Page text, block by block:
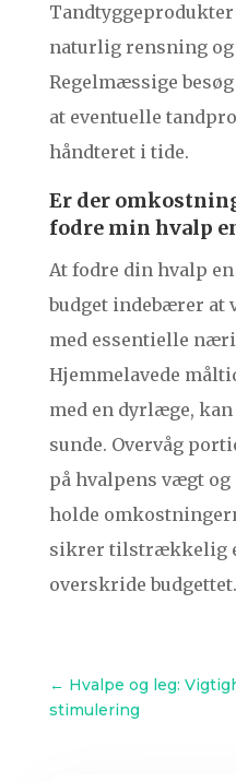
naturlig rensning
Regelmæssige
at eventuelle
håndteret i tide.
Er der
fodre min hvalp
At fodre din hvalp
budget indebærer at
med essentielle
Hjemmelavede
med en dyrlæge,
sunde. Overvåg
på hvalpens vægt
holde
sikrer tilstrækkelig
overskride budgettet.
← Hvalpe og leg:
stimulering